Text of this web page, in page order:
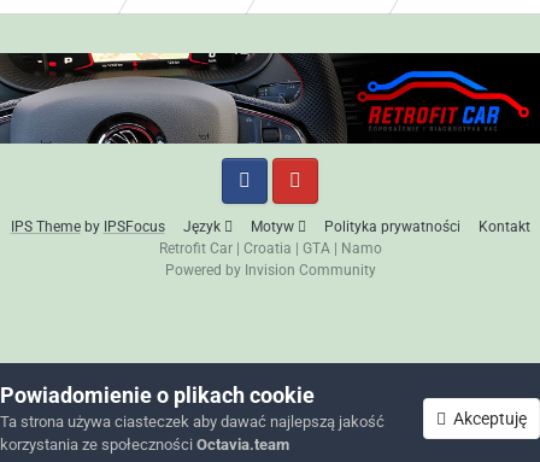
IPS Themeby IPSFocus Język Motyw Polityka prywatności
Kontakt
Retrofit Car| Croatia | GTA| Namo
Powered by Invision Community
Powiadomienie o plikach cookie
Ta strona używa ciasteczek aby dawać najlepszą jakość
korzystania ze społeczności Octavia.team
Akceptuję
Forum Nieprzeczytane Zaloguj się